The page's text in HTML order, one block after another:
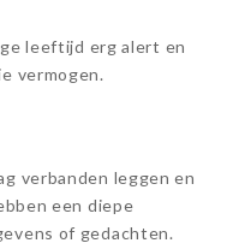
leeftijd erg alert en
vermogen.
verbanden leggen en
een diepe
of gedachten.